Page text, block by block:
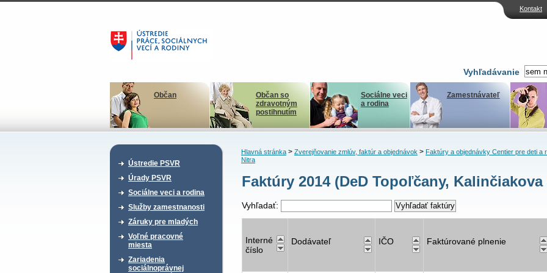
Kontakt
Vyhľadávanie
Občan
Občan so
zdravotným
postihnutím
Sociálne veci
a rodina
Zamestnávateľ
Ústredie PSVR
Úrady PSVR
Sociálne veci a rodina
Služby zamestnanosti
Záruky pre mladých
Voľné pracovné
miesta
Zariadenia
sociálnoprávnej
Hlavná stránka> Zverejňovanie zmlúv, faktúr a objednávok> Faktúry a objednávky Centier pre deti a
Nitra
Faktúry 2014 (DeD Topoľčany, Kalinčiakova
Vyhľadať:
Interné
číslo
Dodávateľ IČO Faktúrované plnenie